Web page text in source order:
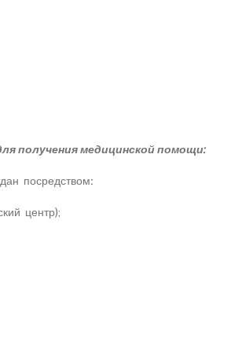
получения медицинской помощи:
посредством:
центр);